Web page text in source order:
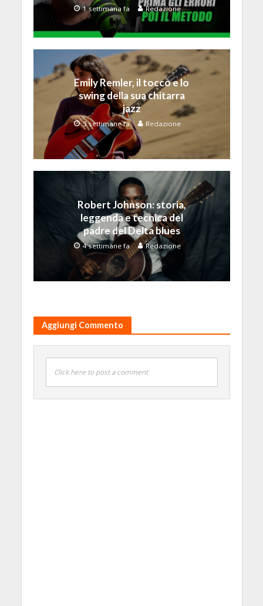
1 settimana fa Redazione
Emily Remler, il tocco e lo
swing della sua chitarra
jazz
3 settimane fa Redazione
Robert Johnson: storia,
leggenda e tecnica del
padre del Delta blues
4 settimane fa Redazione
Aggiungi Commento
Click here to post a comment